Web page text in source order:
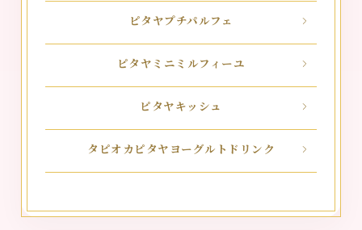
ピタヤプチパルフェ
ピタヤミニミルフィーユ
ピタヤキッシュ
タピオカピタヤヨーグルトドリンク